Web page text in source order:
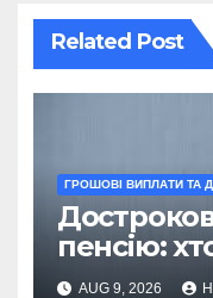
Related Post
ГРОШОВІ ВИПЛАТИ ТА
пенсію:
AUG 9, 2026